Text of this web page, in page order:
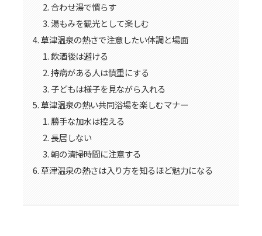
合わせ湯で慣らす
湯もみを観光として楽しむ
草津温泉の熱さで注意したい体調と場面
飲酒後は避ける
持病がある人は慎重にする
子どもは様子を見ながら入れる
草津温泉の熱い共同浴場を楽しむマナー
勝手な加水は控える
長居しない
朝の清掃時間に注意する
草津温泉の熱さは入り方を知るほど魅力になる